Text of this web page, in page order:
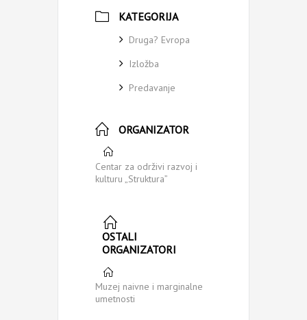
KATEGORIJA
Druga? Evropa
Izložba
Predavanje
ORGANIZATOR
Centar za održivi razvoj i
kulturu „Struktura”
OSTALI
ORGANIZATORI
Muzej naivne i marginalne
umetnosti